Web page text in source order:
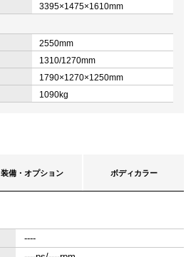
3395×1475×1610mm
2550mm
1310/1270mm
1790×1270×1250mm
1090kg
装備・オプション ボディカラー
‐‐‐‐